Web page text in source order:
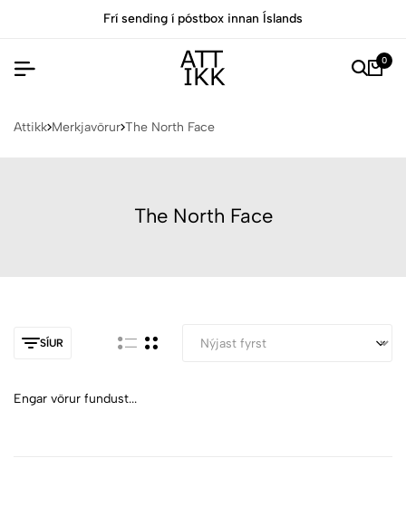
Frí sending í póstbox innan Íslands
0
Attikk Merkjavörur The North Face
The North Face
SÍUR
Engar vörur fundust...